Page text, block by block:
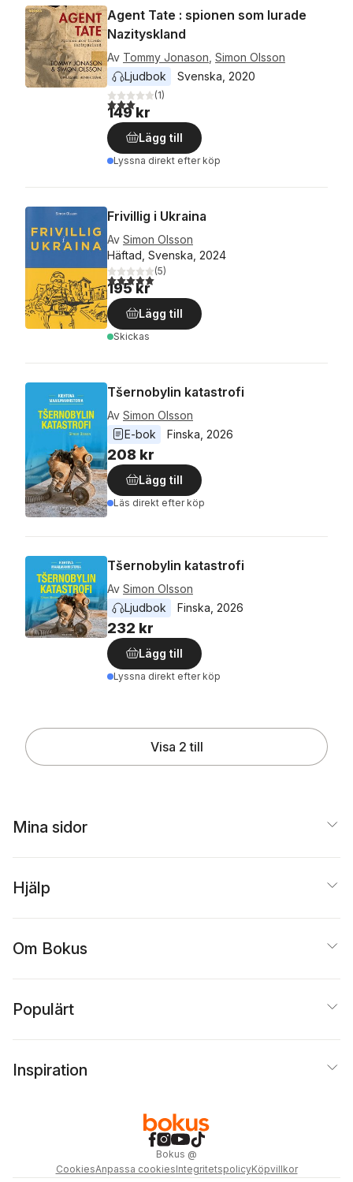
Agent Tate : spionen som lurade
Nazityskland
Av Tommy Jonason Simon Olsson
Ljudbok
Svenska 2020
3,0utav 5 stjärnor. Totalt antal röster:
(1)
149 kr
Lägg till
Lyssna direkt efter köp
Frivillig i Ukraina
Av Simon Olsson
Häftad, Svenska, 2024
5,0utav 5 stjärnor. Totalt antal röster:
(5)
195 kr
Lägg till
Skickas
Tšernobylin katastrofi
Av Simon Olsson
E-bok
Finska 2026
208 kr
Lägg till
Läs direkt efter köp
Tšernobylin katastrofi
Av Simon Olsson
Ljudbok
Finska 2026
232 kr
Lägg till
Lyssna direkt efter köp
Visa 2 till
Mina sidor
Hjälp
Om Bokus
Populärt
Inspiration
Bokus @
CookiesAnpassa cookiesIntegritetspolicyKöpvillkor